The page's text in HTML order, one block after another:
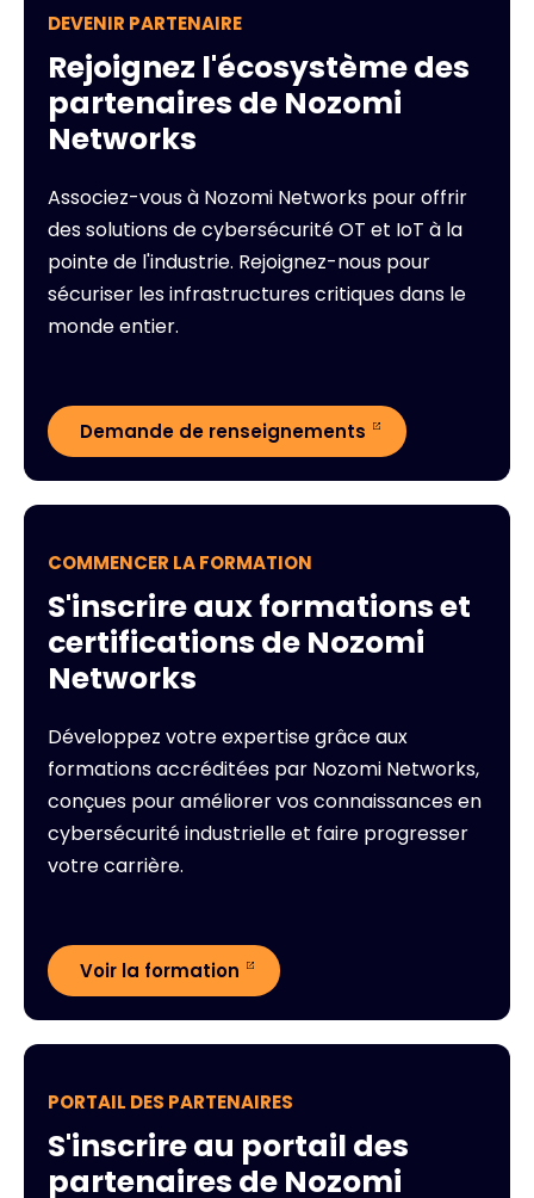
DEVENIR PARTENAIRE
Rejoignez l'écosystème des
partenaires de Nozomi
Networks
Associez-vous à Nozomi Networks pour offrir
des solutions de cybersécurité OT et IoT à la
pointe de l'industrie. Rejoignez-nous pour
sécuriser les infrastructures critiques dans le
monde entier.
Demande de renseignements
COMMENCER LA FORMATION
S'inscrire aux formations et
certifications de Nozomi
Networks
Développez votre expertise grâce aux
formations accréditées par Nozomi Networks,
conçues pour améliorer vos connaissances en
cybersécurité industrielle et faire progresser
votre carrière.
Voir la formation
PORTAIL DES PARTENAIRES
S'inscrire au portail des
partenaires de Nozomi